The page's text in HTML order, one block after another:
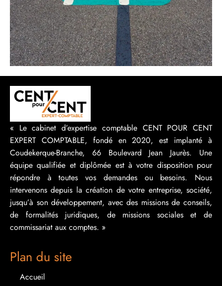
« Le cabinet d’expertise comptable CENT POUR CENT
EXPERT COMPTABLE, fondé en 2020, est implanté à
Coudekerque-Branche, 66 Boulevard Jean Jaurès. Une
équipe qualifiée et diplômée est à votre disposition pour
répondre à toutes vos demandes ou besoins. Nous
intervenons depuis la création de votre entreprise, société,
jusqu’à son développement, avec des missions de conseils,
de formalités juridiques, de missions sociales et de
commissariat aux comptes. »
Plan du site
Accueil